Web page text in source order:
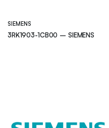
SIEMENS
3RK1903-1CB00 – SIEMENS